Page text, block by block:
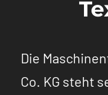
Die
Co. KG steht